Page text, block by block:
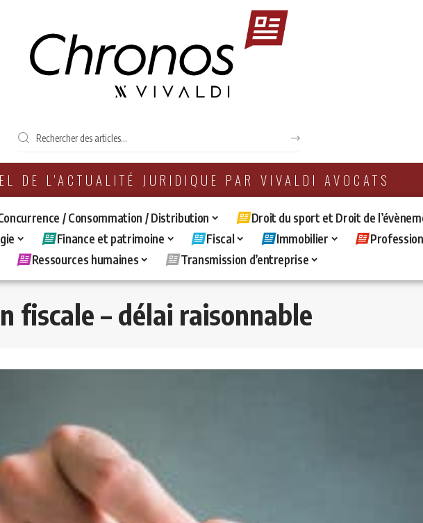
DE L'ACTUALITÉ JURIDIQUE PAR VIVALDI AVOCATS
/ Consommation / Distribution
Droit du sport et Droit de
Finance et patrimoine Fiscal Immobilier
Ressources humaines Transmission d’entreprise
fiscale – délai raisonnable